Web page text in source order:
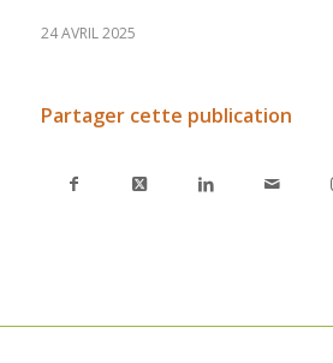
24 AVRIL 2025
Partager cette publication